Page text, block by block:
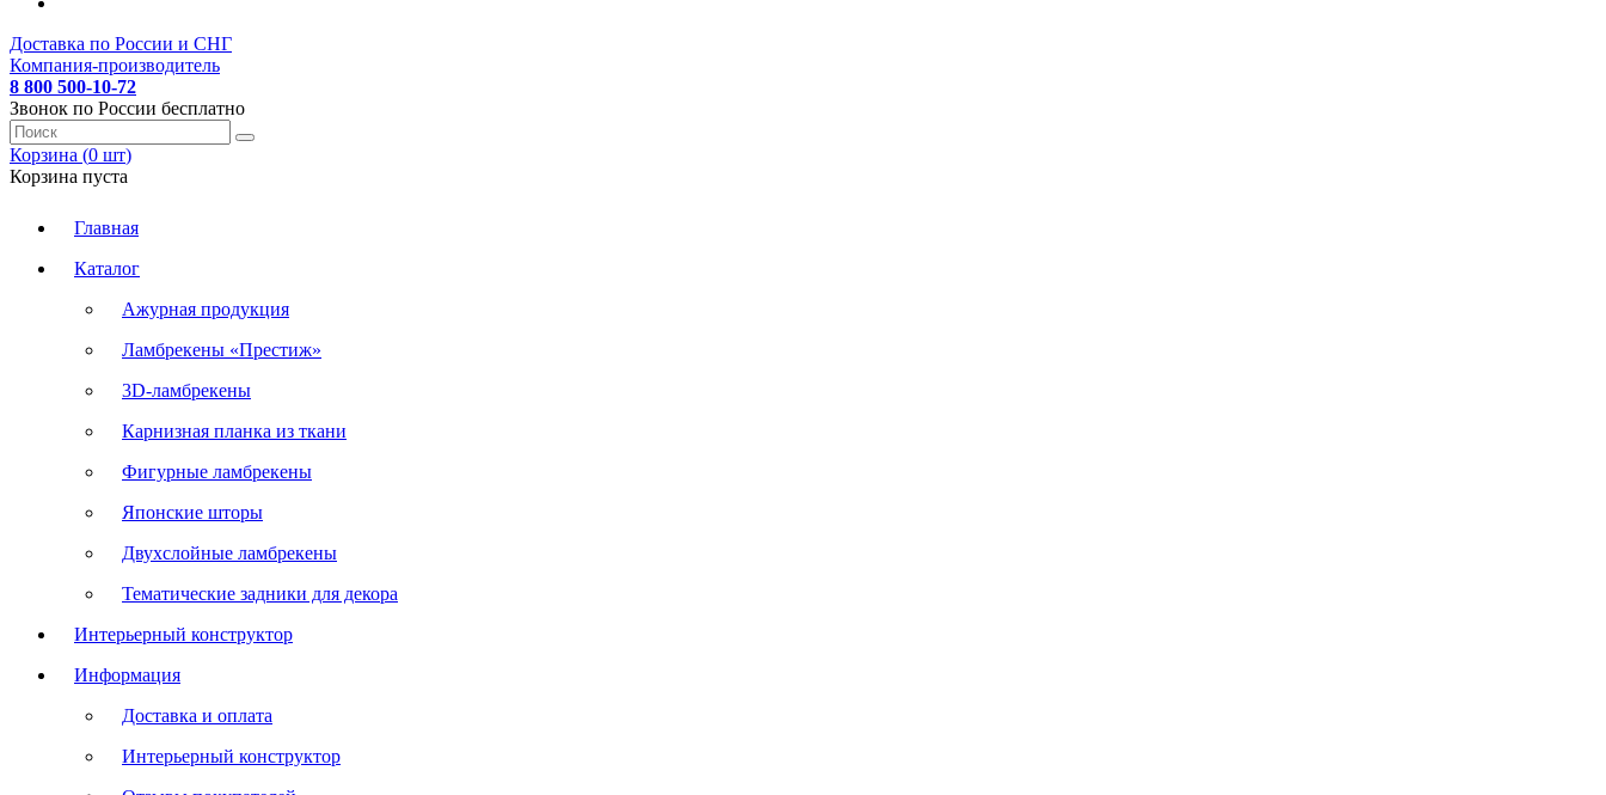
Доставка по России и СНГ
Компания-производитель
8 800 500-10-72
Звонок по России бесплатно
Корзина (0 шт)
Корзина пуста
Главная
Каталог
Ажурная продукция
Ламбрекены «Престиж»
3D-ламбрекены
Карнизная планка из ткани
Фигурные ламбрекены
Японские шторы
Двухслойные ламбрекены
Тематические задники для декора
Интерьерный конструктор
Информация
Доставка и оплата
Интерьерный конструктор